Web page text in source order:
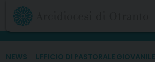
Skip
content
NEWS UFFICIO DI PASTORALE GIOVANILE